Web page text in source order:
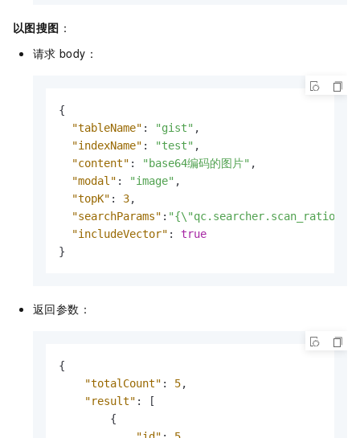
以图搜图 ：
请求 body：
{
"tableName" : "gist" ,
"indexName" : "test" ,
"content" : "base64编码的图片" ,
"modal" : "image" ,
"topK" : 3,
"searchParams" :
"includeVector" :
true
}
返回参数：
{
"totalCount" : 5,
"result" :
[
{